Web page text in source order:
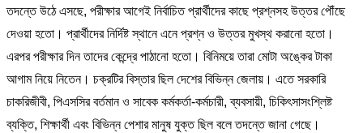
তদন্তে উঠে এসছে, পরীক্ষার আগেই নির্বাচিত প্রার্থীদের কাছে প্রশ্নসহ উত্তর পৌঁছে
দেওয়া হতো। প্রার্থীদের নির্দিষ্ট স্থানে এনে প্রশ্ন ও উত্তর মুখস্থ করানো হতো।
এরপর পরীক্ষার দিন তাদের কেন্দ্রে পাঠানো হতো। বিনিময়ে তারা মোটা অঙ্কের টাকা
আগাম নিয়ে নিতেন। চক্রটির বিস্তার ছিল দেশের বিভিন্ন জেলায়। এতে সরকারি
চাকরিজীবী, পিএসসির বর্তমান ও সাবেক কর্মকর্তা-কর্মচারী, ব্যবসায়ী, চিকিৎসাসংশ্লিষ্ট
ব্যক্তি, শিক্ষার্থী এবং বিভিন্ন পেশার মানুষ যুক্ত ছিল বলে তদন্তে জানা গেছে।